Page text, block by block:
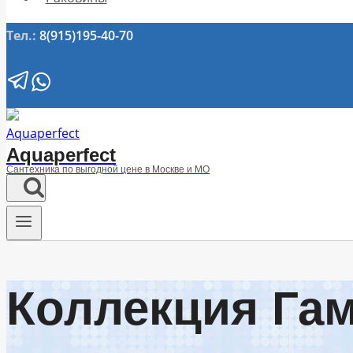
Тел.: 8(915)195-40-70
Aquaperfect
Сантехника по выгодной цене в Москве и МО
Коллекция